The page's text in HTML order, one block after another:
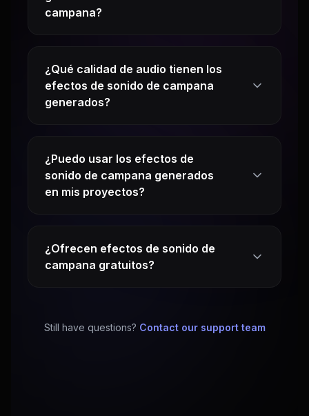
campana?
¿Qué calidad de audio tienen los
efectos de sonido de campana
generados?
¿Puedo usar los efectos de
sonido de campana generados
en mis proyectos?
¿Ofrecen efectos de sonido de
campana gratuitos?
Still have questions? Contact our support team